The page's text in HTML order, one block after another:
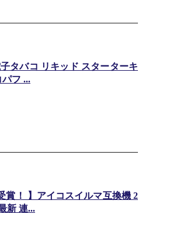
タバコ リキッド スターターキ
フ ...
賞！ 】アイコスイルマ互換機 2
新 連...